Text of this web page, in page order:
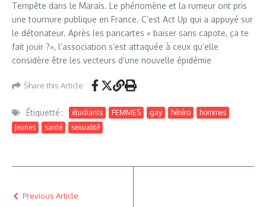
Tempête dans le Marais. Le phénomène et la rumeur ont pris
une tournure publique en France. C’est Act Up qui a appuyé sur
le détonateur. Après les pancartes « baiser sans capote, ça te
fait jouir ?», l’association s’est attaquée à ceux qu’elle
considère être les vecteurs d’une nouvelle épidémie
Share this Article
Étiquetté : étudiants FEMMES gay hétéro
hommes
Jeunes
santé sexualité
Previous Article